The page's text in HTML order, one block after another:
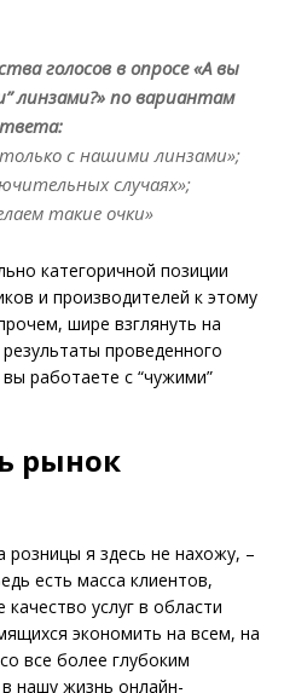
голосов в опросе «А вы
линзами?» по вариантам
с нашими линзами»;
случаях»;
такие очки»
категоричной позиции
и производителей к этому
шире взглянуть на
проведенного
работаете с “чужими”
рынок
розницы я здесь не нахожу, –
есть масса клиентов,
услуг в области
экономить на всем, на
все более глубоким
нашу жизнь онлайн-